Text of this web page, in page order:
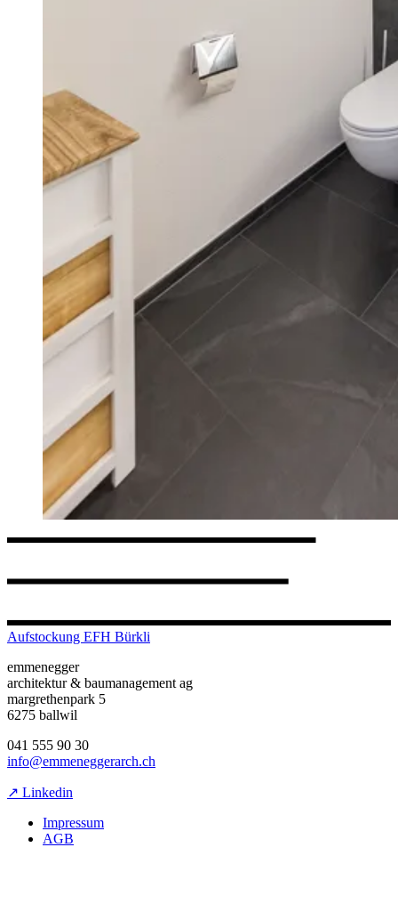
Aufstockung EFH Bürkli
emmenegger
architektur & baumanagement ag
margrethenpark 5
6275 ballwil
041 555 90 30
info@emmeneggerarch.ch
↗ Linkedin
Impressum
AGB